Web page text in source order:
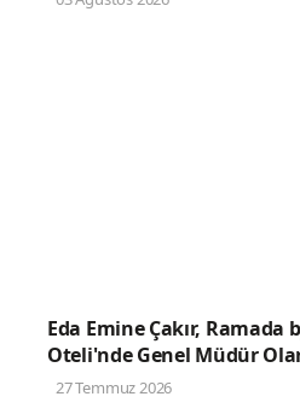
Eda Emine Çakır, Ramada
Oteli'nde Genel Müdür
27 Temmuz 2026